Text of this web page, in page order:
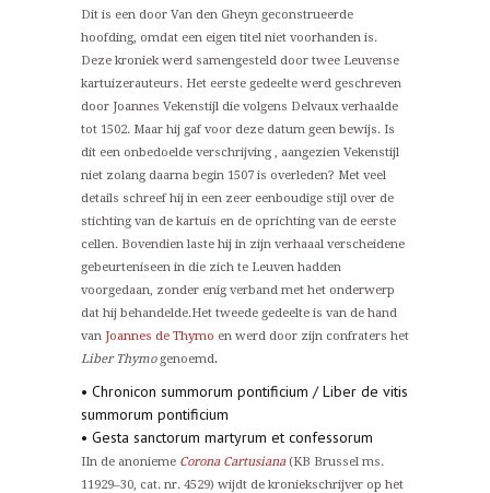
Dit is een door Van den Gheyn geconstrueerde
hoofding, omdat een eigen titel niet voorhanden is.
Deze kroniek werd samengesteld door twee Leuvense
kartuizerauteurs. Het eerste gedeelte werd geschreven
door Joannes Vekenstijl die volgens Delvaux verhaalde
tot 1502. Maar hij gaf voor deze datum geen bewijs. Is
dit een onbedoelde verschrijving , aangezien Vekenstijl
niet zolang daarna begin 1507 is overleden? Met veel
details schreef hij in een zeer eenboudige stijl over de
stichting van de kartuis en de oprichting van de eerste
cellen. Bovendien laste hij in zijn verhaaal verscheidene
gebeurteniseen in die zich te Leuven hadden
voorgedaan, zonder enig verband met het onderwerp
dat hij behandelde.Het tweede gedeelte is van de hand
van Joannes de Thymo en werd door zijn confraters het
Liber Thymogenoemd.
• Chronicon summorum pontificium / Liber de vitis
summorum pontificium
• Gesta sanctorum martyrum et confessorum
IIn de anonieme Corona Cartusiana(KB Brussel ms.
11929–30, cat. nr. 4529) wijdt de kroniekschrijver op het